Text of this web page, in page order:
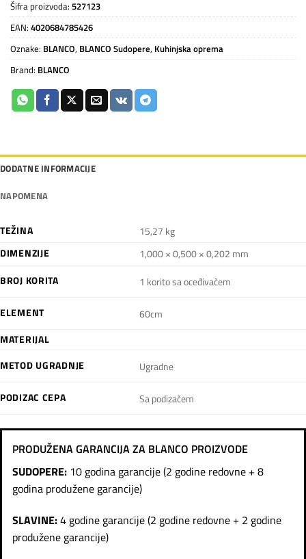
Šifra proizvoda: 527123
EAN: 4020684785426
Oznake: BLANCO, BLANCO Sudopere, Kuhinjska oprema
Brand: BLANCO
DODATNE INFORMACIJE
NAPOMENA
TEŽINA
15,27 kg
DIMENZIJE
1,000 × 0,500 × 0,202 mm
BROJ KORITA
1 korito sa oceđivačem
ELEMENT
60cm
MATERIJAL
METOD UGRADNJE
Ugradne
PODIZAC CEPA Sa podizačem
PRODUŽENA GARANCIJA ZA BLANCO PROIZVODE
SUDOPERE: 10 godina garancije (2 godine redovne + 8
godina produžene garancije)
SLAVINE:4 godine garancije (2 godine redovne + 2 godine
produžene garancije)